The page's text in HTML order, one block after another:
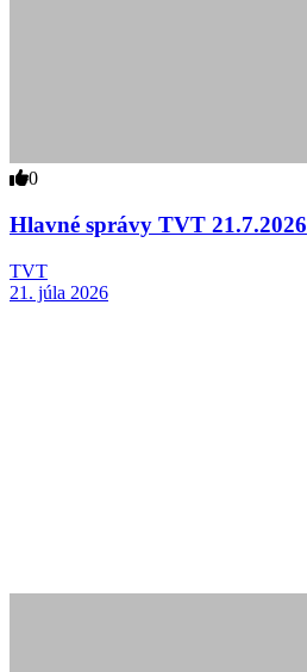
0
Hlavné správy TVT 21.7.2026
TVT
21. júla 2026